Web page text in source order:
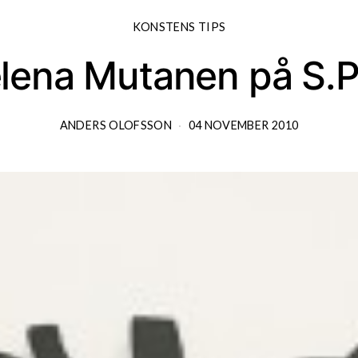
KONSTENS TIPS
Mutanen på
ANDERS OLOFSSON 04 NOVEMBER 2010